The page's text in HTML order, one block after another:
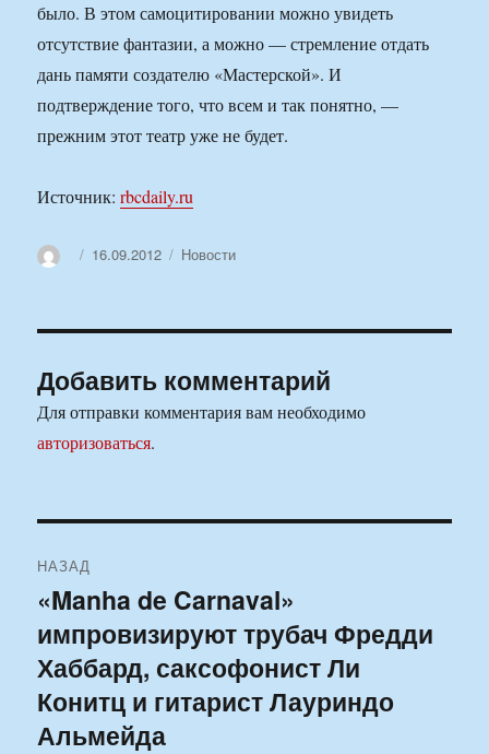
было. В этом самоцитировании можно увидеть
отсутствие фантазии, а можно — стремление отдать
дань памяти создателю «Мастерской». И
подтверждение того, что всем и так понятно, —
прежним этот театр уже не будет.
Источник:rbcdaily.ru
АвторОпубликовано
16.09.2012 Рубрики
Новости
Добавить комментарий
Для отправки комментария вам необходимо
авторизоваться.
по
записям
НАЗАД
Предыдущая
запись:
«Manha de Carnaval»
импровизируют трубач Фредди
Хаббард, саксофонист Ли
Конитц и гитарист Лауриндо
Альмейда